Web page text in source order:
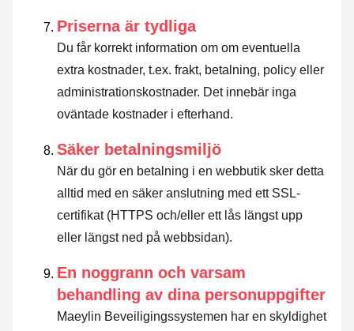
Priserna är tydliga
Du får korrekt information om om eventuella
extra kostnader, t.ex. frakt, betalning, policy eller
administrationskostnader. Det innebär inga
oväntade kostnader i efterhand.
Säker betalningsmiljö
När du gör en betalning i en webbutik sker detta
alltid med en säker anslutning med ett SSL-
certifikat (HTTPS och/eller ett lås längst upp
eller längst ned på webbsidan).
En noggrann och varsam
behandling av dina personuppgifter
Maeylin Beveiligingssystemen har en skyldighet